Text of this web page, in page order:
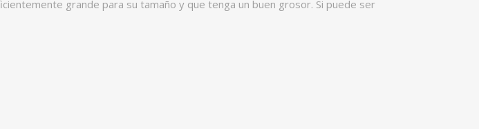
grande para su tamaño y que tenga un buen grosor. Si puede ser